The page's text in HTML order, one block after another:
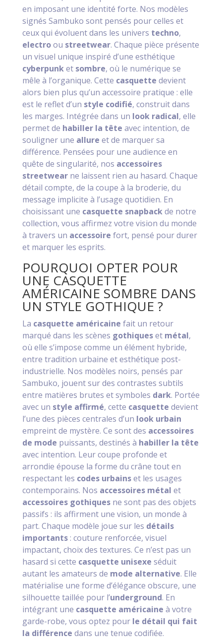
en imposant une identité forte. Nos modèles
signés Sambuko sont pensés pour celles et
ceux qui évoluent dans les univers techno,
electroou streetwear. Chaque pièce présente
un visuel unique inspiré d’une esthétique
cyberpunket sombre, où le numérique se
mêle à l’organique. Cette casquette devient
alors bien plus qu’un accessoire pratique : elle
est le reflet d’un style codifié, construit dans
les marges. Intégrée dans un look radical, elle
permet de habiller la tête avec intention, de
souligner une allure et de marquer sa
différence. Pensées pour une audience en
quête de singularité, nos accessoires
streetwearne laissent rien au hasard. Chaque
détail compte, de la coupe à la broderie, du
message implicite à l’usage quotidien. En
choisissant une casquette snapbackde notre
collection, vous affirmez votre vision du monde
à travers un accessoire fort, pensé pour durer
et marquer les esprits.
POURQUOI OPTER POUR
UNE CASQUETTE
AMÉRICAINE SOMBRE DANS
UN STYLE GOTHIQUE ?
La casquette américaine fait un retour
marqué dans les scènes gothiqueset métal,
où elle s’impose comme un élément hybride,
entre tradition urbaine et esthétique post-
industrielle. Nos modèles noirs, pensés par
Sambuko, jouent sur des contrastes subtils
entre matières brutes et symboles dark. Portée
avec un style affirmé, cette casquette devient
l’une des pièces centrales d’un look urbain
empreint de mystère. Ce sont des accessoires
de mode puissants, destinés à habiller la tête
avec intention. Leur coupe profonde et
arrondie épouse la forme du crâne tout en
respectant les codes urbainset les usages
contemporains. Nos accessoires métal et
accessoires gothiquesne sont pas des objets
passifs : ils affirment une vision, un monde à
part. Chaque modèle joue sur les détails
importants: couture renforcée, visuel
impactant, choix des textures. Ce n’est pas un
hasard si cette casquette unisexe séduit
autant les amateurs de mode alternative. Elle
matérialise une forme d’élégance obscure, une
silhouette taillée pour l’underground. En
intégrant une casquette américaine à votre
garde-robe, vous optez pour le détail qui fait
la différence dans une tenue codifiée.